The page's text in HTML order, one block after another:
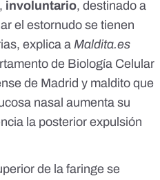
involuntario, destinado a
el estornudo se tienen
explica aMaldita.es
de Biología Celular
de Madrid y maldito que
nasal aumenta su
la posterior expulsión
de la faringe se